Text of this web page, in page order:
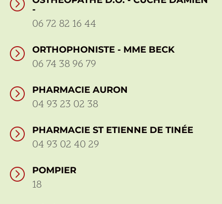
=
-
06 72 82 16 44
= ORTHOPHONISTE - MME BECK
06 74 38 96 79
= PHARMACIE AURON
04 93 23 02 38
= PHARMACIE ST ETIENNE DE TINÉE
04 93 02 40 29
= POMPIER
18